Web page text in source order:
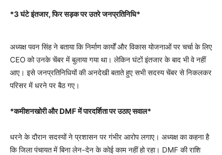
*3 घंटे इंतजार, फिर सड़क पर उतरे जनप्रतिनिधि*
अध्यक्ष पवन सिंह ने बताया कि निर्माण कार्यों और विकास योजनाओं पर चर्चा के लिए
CEO को उनके चेंबर में बुलाया गया था। लेकिन घंटों इंतजार के बाद भी वे नहीं
आए। इसे जनप्रतिनिधियों की अनदेखी बताते हुए सभी सदस्य चेंबर से निकलकर
परिसर में धरने पर बैठ गए।
*कमीशनखोरी और DMF में पारदर्शिता पर उठाए सवाल*
धरने के दौरान सदस्यों ने प्रशासन पर गंभीर आरोप लगाए। अध्यक्ष का कहना है
कि जिला पंचायत में बिना लेन-देन के कोई काम नहीं हो रहा। DMF की राशि